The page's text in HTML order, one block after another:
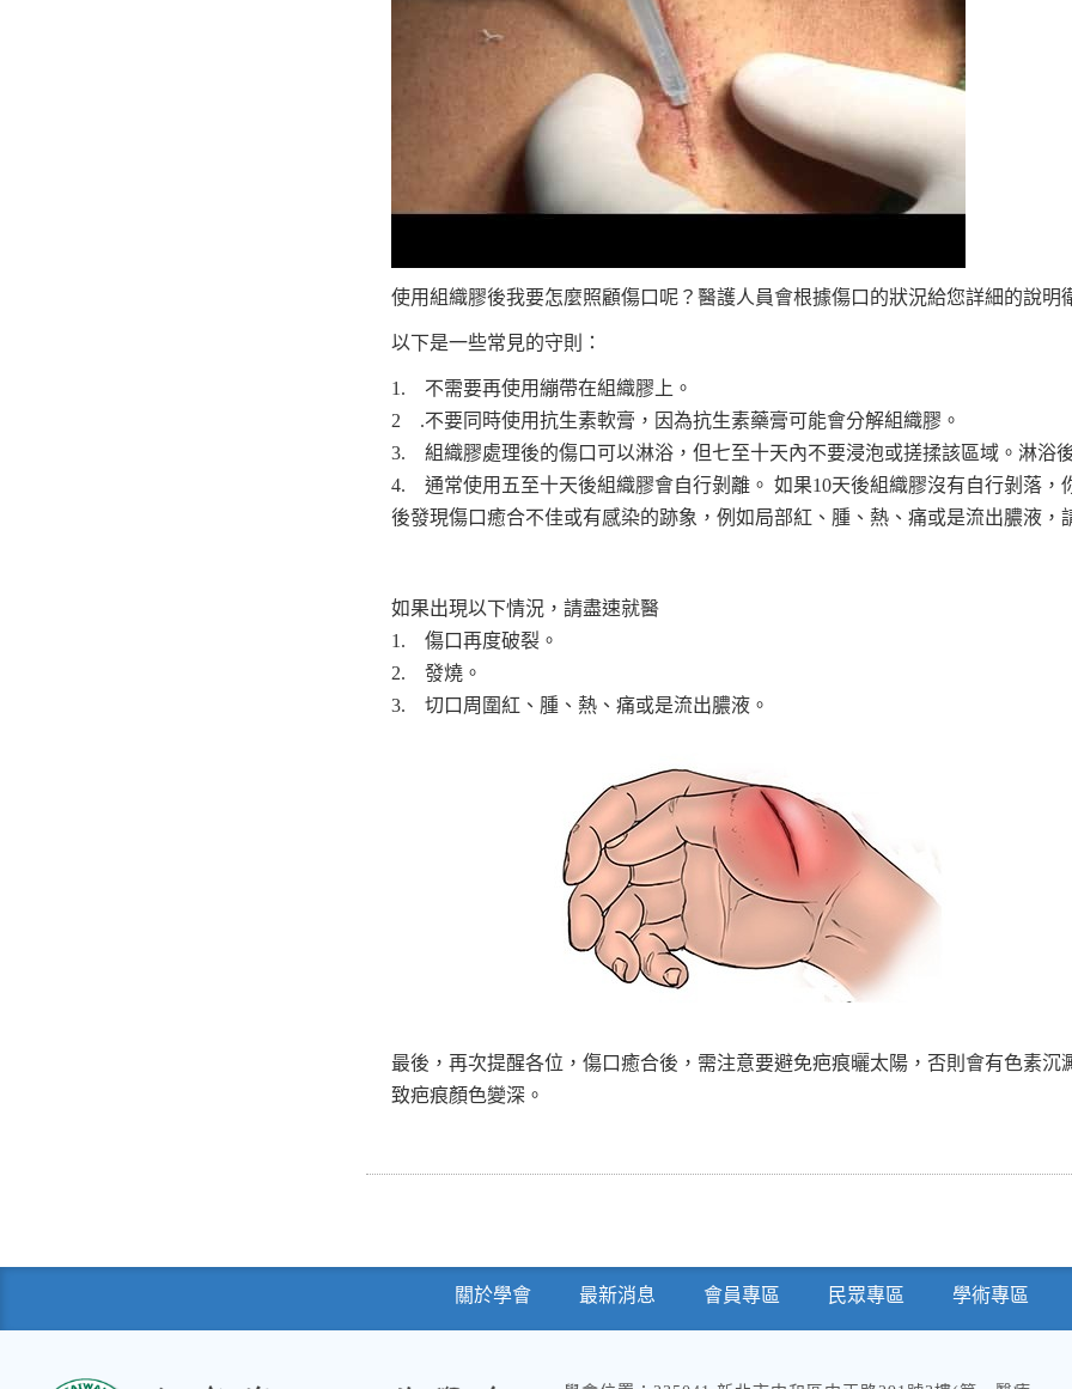
使用組織膠後我要怎麼照顧傷口呢？醫護人員會根據傷口的狀況給您詳細的說明
以下是一些常見的守則：
1. 不需要再使用繃帶在組織膠上。
2 .不要同時使用抗生素軟膏，因為抗生素藥膏可能會分解組織膠。
3. 組織膠處理後的傷口可以淋浴，但七至十天內不要浸泡或搓揉該區域。淋浴
4. 通常使用五至十天後組織膠會自行剝離。 如果10天後組織膠沒有自行剝落
後發現傷口癒合不佳或有感染的跡象，例如局部紅、腫、熱、痛或是流出膿液，
如果出現以下情況，請盡速就醫
1. 傷口再度破裂。
2. 發燒。
3. 切口周圍紅、腫、熱、痛或是流出膿液。
最後，再次提醒各位，傷口癒合後，需注意要避免疤痕曬太陽，否則會有色素
致疤痕顏色變深。
關於學會 最新消息 會員專區 民眾專區 學術專區